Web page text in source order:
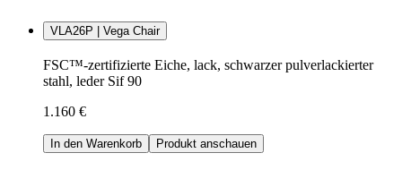
VLA26P | Vega Chair
FSC™-zertifizierte Eiche, lack, schwarzer pulverlackierter
stahl, leder Sif 90
1.160 €
In den Warenkorb Produkt anschauen